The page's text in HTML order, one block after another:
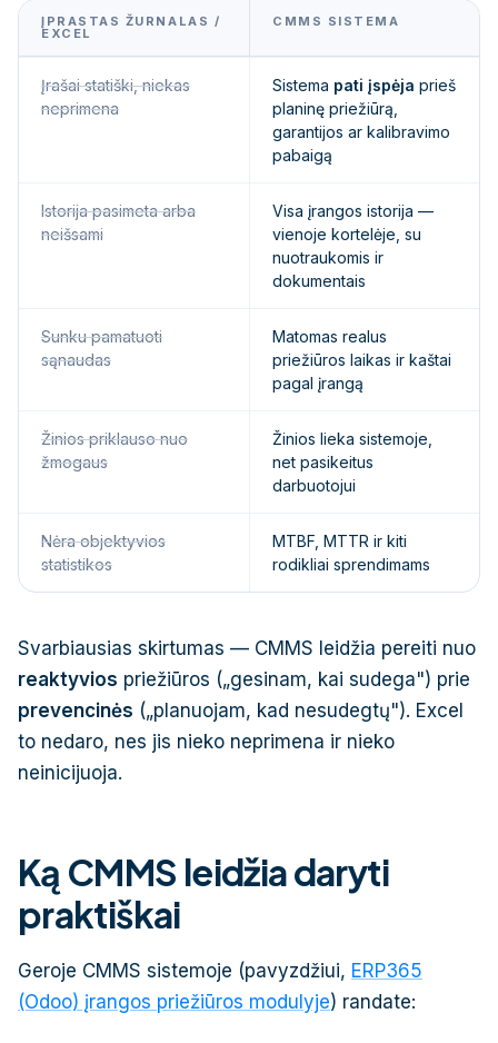
ĮPRASTAS ŽURNALAS /
EXCEL
CMMS SISTEMA
Įrašai statiški, niekas
neprimena
Sistema pati įspėja prieš
planinę priežiūrą,
garantijos ar kalibravimo
pabaigą
Istorija pasimeta arba
neišsami
Visa įrangos istorija —
vienoje kortelėje, su
nuotraukomis ir
dokumentais
Sunku pamatuoti
sąnaudas
Matomas realus
priežiūros laikas ir kaštai
pagal įrangą
Žinios priklauso nuo
žmogaus
Žinios lieka sistemoje,
net pasikeitus
darbuotojui
Nėra objektyvios
statistikos
MTBF, MTTR ir kiti
rodikliai sprendimams
Svarbiausias skirtumas — CMMS leidžia pereiti nuo
reaktyvios priežiūros („gesinam, kai sudega") prie
prevencinės („planuojam, kad nesudegtų"). Excel
to nedaro, nes jis nieko neprimena ir nieko
neinicijuoja.
Ką CMMS leidžia daryti
praktiškai
Geroje CMMS sistemoje (pavyzdžiui, ERP365
(Odoo) įrangos priežiūros modulyje) randate: